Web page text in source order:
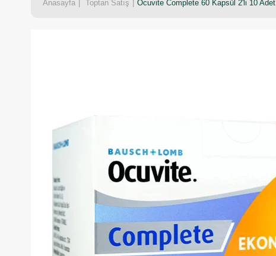
Anasayfa Toptan Satış Ocuvite Complete 60 Kapsül 2'li 10 Adet